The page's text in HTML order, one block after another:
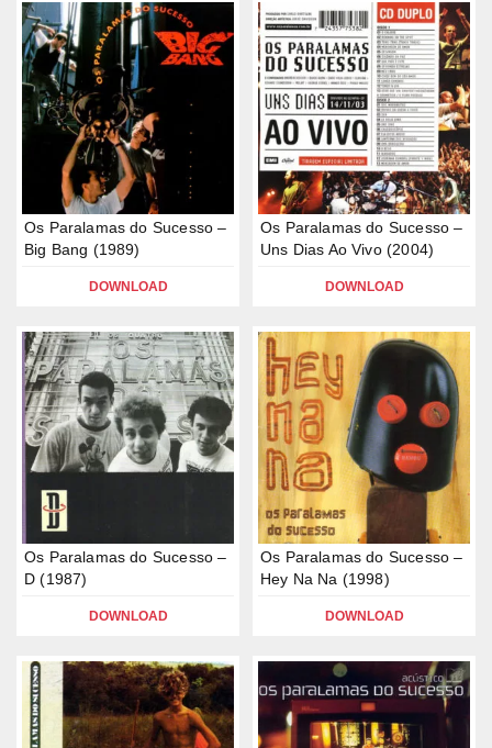
Os Paralamas do Sucesso –
Big Bang (1989)
DOWNLOAD
Os Paralamas do Sucesso –
Uns Dias Ao Vivo (2004)
DOWNLOAD
Os Paralamas do Sucesso –
D (1987)
DOWNLOAD
Os Paralamas do Sucesso –
Hey Na Na (1998)
DOWNLOAD